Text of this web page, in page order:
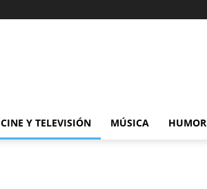
CINE Y TELEVISIÓN MÚSICA HUMOR